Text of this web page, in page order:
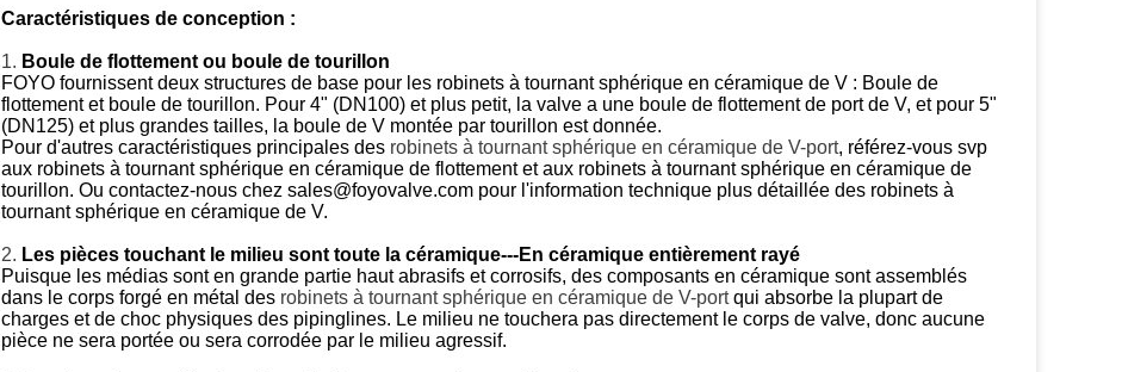
Caractéristiques de conception :
1. Boule de flottement ou boule de tourillon
FOYO fournissent deux structures de base pour les robinets à tournant sphérique en céramique de V : Boule de
flottement et boule de tourillon. Pour 4" (DN100) et plus petit, la valve a une boule de flottement de port de V, et pour 5"
(DN125) et plus grandes tailles, la boule de V montée par tourillon est donnée.
Pour d'autres caractéristiques principales des robinets à tournant sphérique en céramique de V-port, référez-vous svp
aux robinets à tournant sphérique en céramique de flottement et aux robinets à tournant sphérique en céramique de
tourillon. Ou contactez-nous chez sales@foyovalve.com pour l'information technique plus détaillée des robinets à
tournant sphérique en céramique de V.
2. Les pièces touchant le milieu sont toute la céramique---En céramique entièrement rayé
Puisque les médias sont en grande partie haut abrasifs et corrosifs, des composants en céramique sont assemblés
dans le corps forgé en métal des robinets à tournant sphérique en céramique de V-portqui absorbe la plupart de
charges et de choc physiques des pipinglines. Le milieu ne touchera pas directement le corps de valve, donc aucune
pièce ne sera portée ou sera corrodée par le milieu agressif.